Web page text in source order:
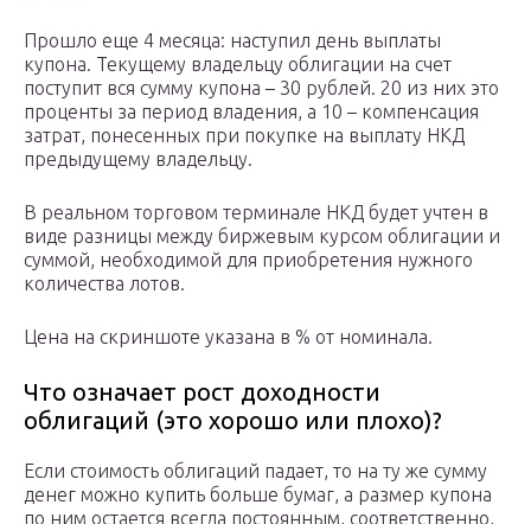
Прошло еще 4 месяца: наступил день выплаты
купона. Текущему владельцу облигации на счет
поступит вся сумму купона – 30 рублей. 20 из них это
проценты за период владения, а 10 – компенсация
затрат, понесенных при покупке на выплату НКД
предыдущему владельцу.
В реальном торговом терминале НКД будет учтен в
виде разницы между биржевым курсом облигации и
суммой, необходимой для приобретения нужного
количества лотов.
Цена на скриншоте указана в % от номинала.
Что означает рост доходности
облигаций (это хорошо или плохо)?
Если стоимость облигаций падает, то на ту же сумму
денег можно купить больше бумаг, а размер купона
по ним остается всегда постоянным, соответственно,